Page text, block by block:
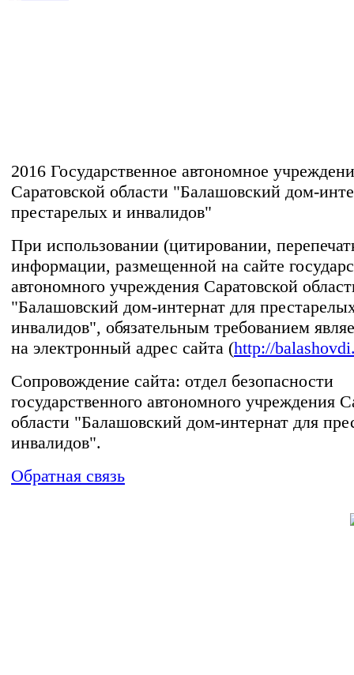
2016 Государственное автономное
Саратовской области "Балашовский дом-
престарелых и инвалидов"
При использовании (цитировании,
информации, размещенной на сайте
автономного учреждения Саратовской
"Балашовский дом-интернат для
инвалидов", обязательным требованием
на электронный адрес сайта (http://
Сопровождение сайта: отдел безопасности
государственного автономного учреждения
области "Балашовский дом-интернат для
инвалидов".
Обратная связь